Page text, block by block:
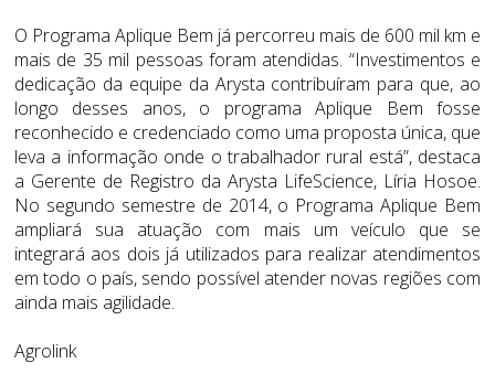
O Programa Aplique Bem já percorreu mais de 600 mil km e
mais de 35 mil pessoas foram atendidas. “Investimentos e
dedicação da equipe da Arysta contribuíram para que, ao
longo desses anos, o programa Aplique Bem fosse
reconhecido e credenciado como uma proposta única, que
leva a informação onde o trabalhador rural está”, destaca
a Gerente de Registro da Arysta LifeScience, Líria Hosoe.
No segundo semestre de 2014, o Programa Aplique Bem
ampliará sua atuação com mais um veículo que se
integrará aos dois já utilizados para realizar atendimentos
em todo o país, sendo possível atender novas regiões com
ainda mais agilidade.
Agrolink